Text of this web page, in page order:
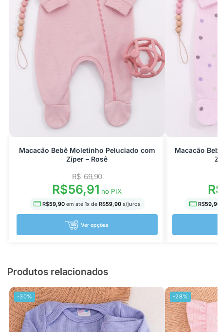
Macacão Bebê Moletinho Peluciado com
Zíper – Rosê
R$69,90
R$56,91 no PIX
R$59,90 em até 1x de R$59,90s/juros
Ver opções
Macacão
R$
Produtos relacionados
-30% -28%